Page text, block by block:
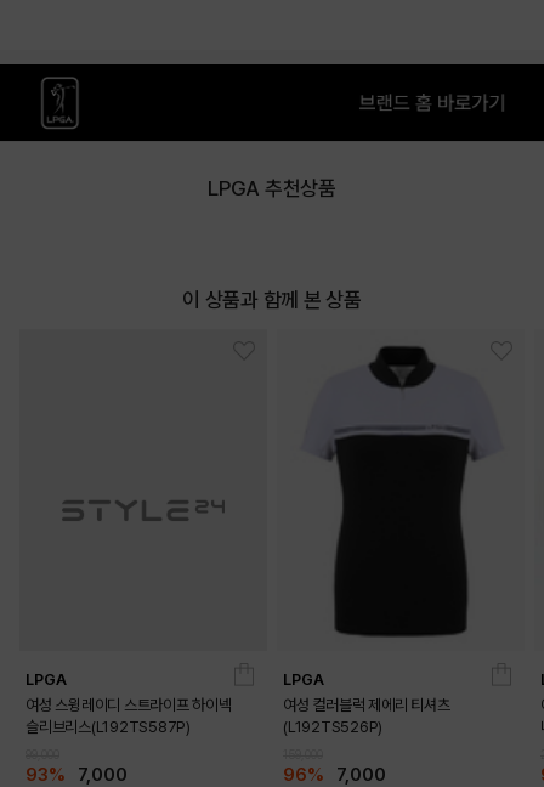
DETAILS
LPGA 추천상품
이 상품과 함께 본 상품
LPGA
여성 스윙레이디 스트라이프 하이넥
슬리브리스(L192TS587P)
93% 7,000
LPGA
여성 컬러블럭 제에리 티셔츠
(L192TS526P)
96% 7,000